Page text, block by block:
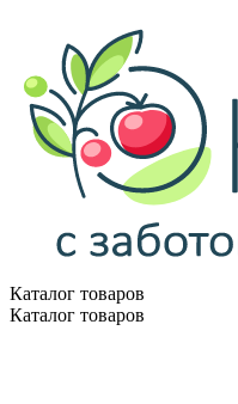
Каталог товаров
Каталог товаров